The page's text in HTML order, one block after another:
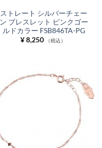
ストレート シルバーチェー
ン ブレスレット ピンクゴー
ルドカラー FSB846TA-PG
¥8,250 （税込）